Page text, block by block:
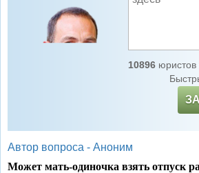
10896юристов
Автор вопроса - Аноним
Может мать-одиночка взять отпуск